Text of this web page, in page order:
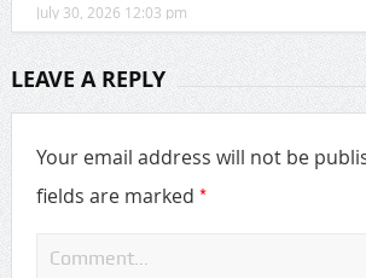
July 30, 2026 12:03 pm
LEAVE A REPLY
Your email address will not be
fields are marked *